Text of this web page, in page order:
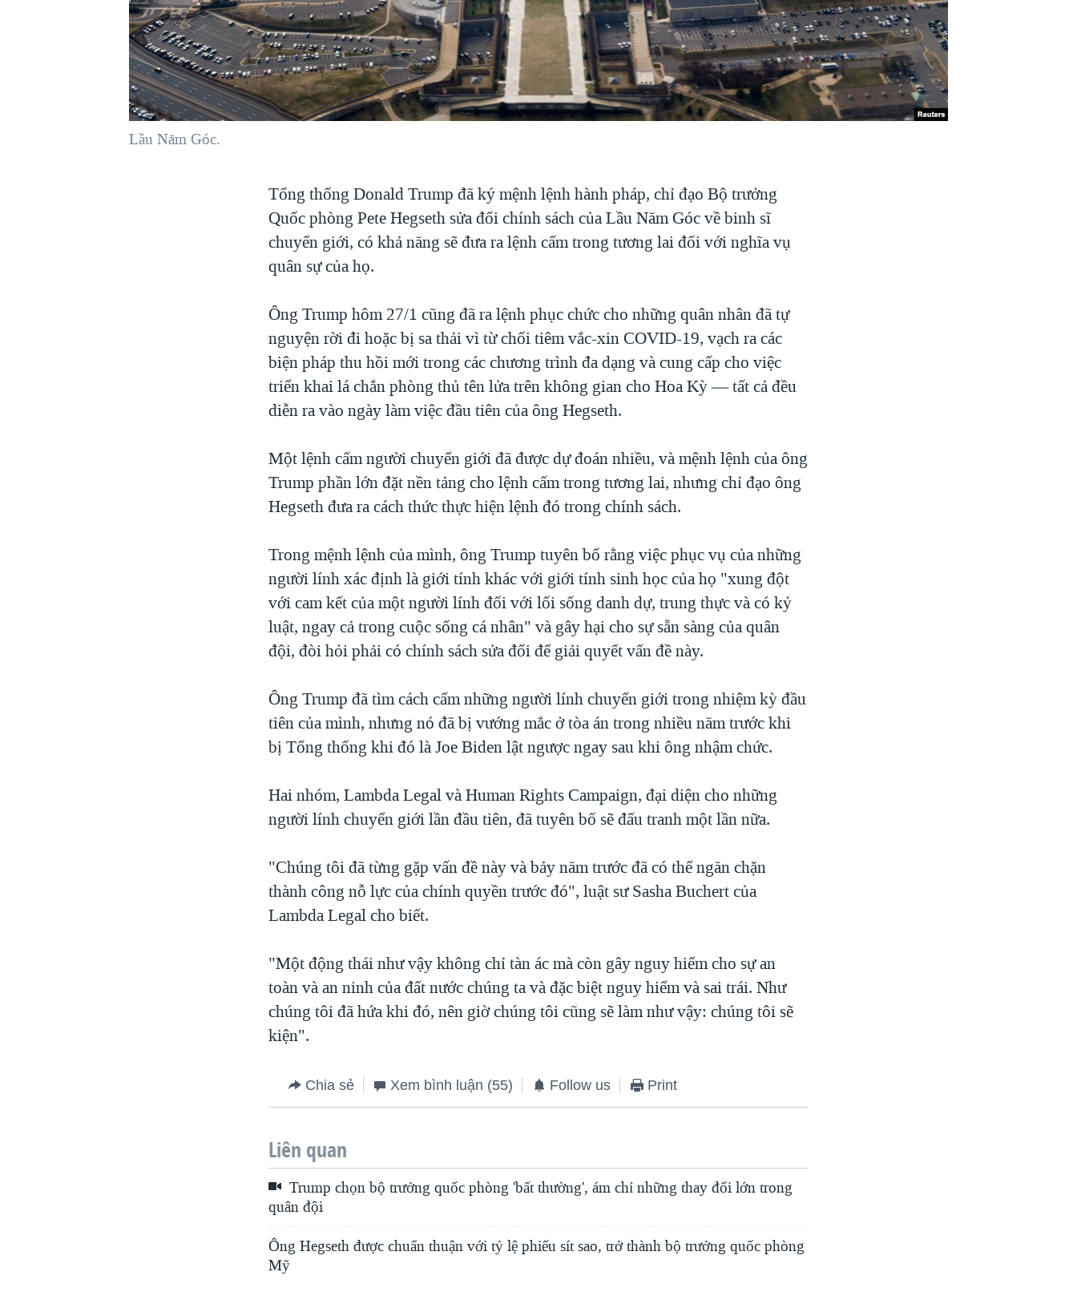
NGƯ DÂN VIỆT VÀ LÀN SÓNG
BÊN KIA QUỐC LỘ: TIẾNG VỌNG
TỪ NÔNG THÔN MỸ
QUAN HỆ VIỆT MỸLầu Năm Góc.
Tổng thống Donald Trump đã ký mệnh lệnh hành pháp, chỉ đạo Bộ trưởng
Quốc phòng Pete Hegseth sửa đổi chính sách của Lầu Năm Góc về binh sĩ
chuyển giới, có khả năng sẽ đưa ra lệnh cấm trong tương lai đối với nghĩa vụ
quân sự của họ.
Ông Trump hôm 27/1 cũng đã ra lệnh phục chức cho những quân nhân đã tự
nguyện rời đi hoặc bị sa thải vì từ chối tiêm vắc-xin COVID-19, vạch ra các
biện pháp thu hồi mới trong các chương trình đa dạng và cung cấp cho việc
triển khai lá chắn phòng thủ tên lửa trên không gian cho Hoa Kỳ — tất cả đều
diễn ra vào ngày làm việc đầu tiên của ông Hegseth.
Một lệnh cấm người chuyển giới đã được dự đoán nhiều, và mệnh lệnh của ông
Trump phần lớn đặt nền tảng cho lệnh cấm trong tương lai, nhưng chỉ đạo ông
Hegseth đưa ra cách thức thực hiện lệnh đó trong chính sách.
Trong mệnh lệnh của mình, ông Trump tuyên bố rằng việc phục vụ của những
người lính xác định là giới tính khác với giới tính sinh học của họ "xung đột
với cam kết của một người lính đối với lối sống danh dự, trung thực và có kỷ
luật, ngay cả trong cuộc sống cá nhân" và gây hại cho sự sẵn sàng của quân
đội, đòi hỏi phải có chính sách sửa đổi để giải quyết vấn đề này.
Ông Trump đã tìm cách cấm những người lính chuyển giới trong nhiệm kỳ đầu
tiên của mình, nhưng nó đã bị vướng mắc ở tòa án trong nhiều năm trước khi
bị Tổng thống khi đó là Joe Biden lật ngược ngay sau khi ông nhậm chức.
Hai nhóm, Lambda Legal và Human Rights Campaign, đại diện cho những
người lính chuyển giới lần đầu tiên, đã tuyên bố sẽ đấu tranh một lần nữa.
"Chúng tôi đã từng gặp vấn đề này và bảy năm trước đã có thể ngăn chặn
thành công nỗ lực của chính quyền trước đó", luật sư Sasha Buchert của
Lambda Legal cho biết.
"Một động thái như vậy không chỉ tàn ác mà còn gây nguy hiểm cho sự an
toàn và an ninh của đất nước chúng ta và đặc biệt nguy hiểm và sai trái. Như
chúng tôi đã hứa khi đó, nên giờ chúng tôi cũng sẽ làm như vậy: chúng tôi sẽ
kiện".
Chia sẻ Xem bình luận (55) Follow us Print
Liên quan
Trump chọn bộ trưởng quốc phòng 'bất thường', ám chỉ những thay đổi lớn trong
quân đội
Ông Hegseth được chuẩn thuận với tỷ lệ phiếu sít sao, trở thành bộ trưởng quốc phòng
Mỹ